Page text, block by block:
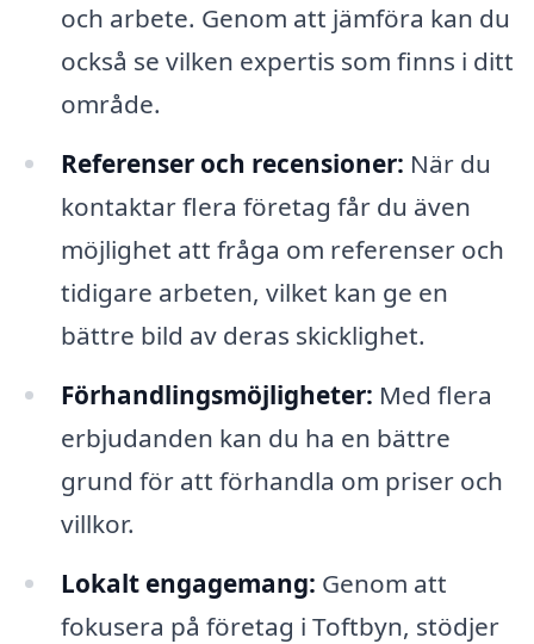
och arbete. Genom att jämföra kan du
också se vilken expertis som finns i ditt
område.
Referenser och recensioner: När du
kontaktar flera företag får du även
möjlighet att fråga om referenser och
tidigare arbeten, vilket kan ge en
bättre bild av deras skicklighet.
Förhandlingsmöjligheter: Med flera
erbjudanden kan du ha en bättre
grund för att förhandla om priser och
villkor.
Lokalt engagemang: Genom att
fokusera på företag i Toftbyn, stödjer